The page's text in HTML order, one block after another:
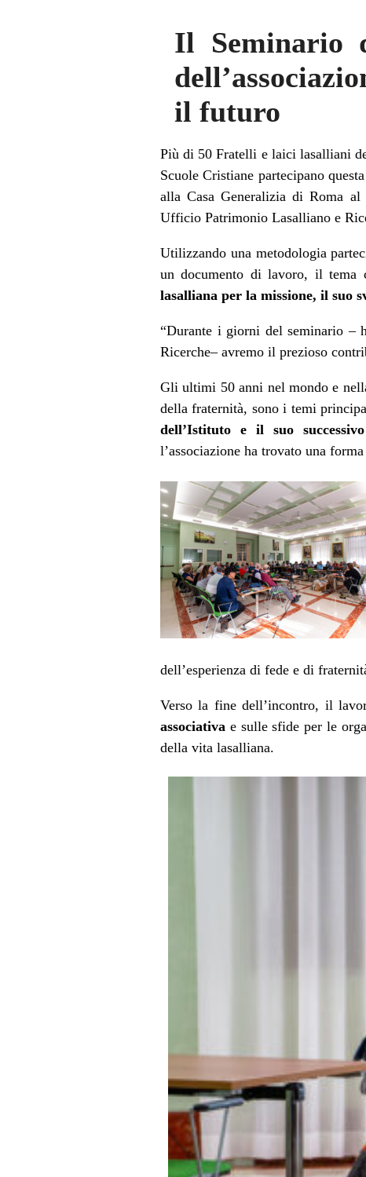
Il Seminario
il futuro
Più di 50 Fratelli e laici lasalliani
Scuole Cristiane partecipano
alla Casa Generalizia di Roma al
Ufficio Patrimonio Lasalliano e
Utilizzando una metodologia
un documento di lavoro, il tema
lasalliana per la missione, il suo
“Durante i giorni del seminario –
Ricerche– avremo il prezioso
Gli ultimi 50 anni nel mondo e
della fraternità, sono i temi
dell’Istituto e il suo
l’associazione ha trovato una
dell’esperienza di fede e di
Verso la fine dell’incontro, il
associativa e sulle sfide per le
della vita lasalliana.